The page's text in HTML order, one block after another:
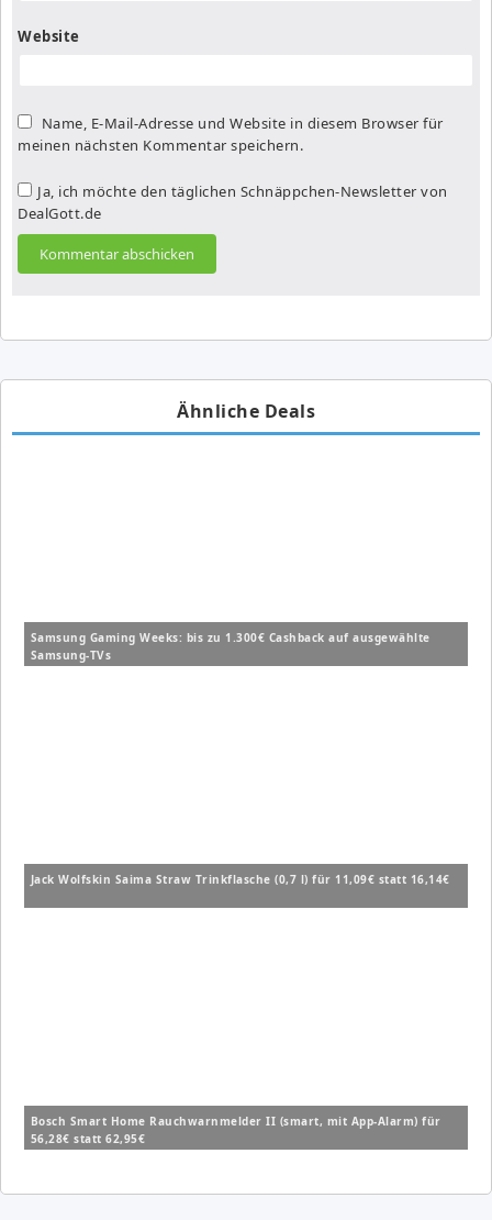
Website
Name, E-Mail-Adresse und Website in diesem Browser für
meinen nächsten Kommentar speichern.
Ja, ich möchte den täglichen Schnäppchen-Newsletter von
DealGott.de
Ähnliche Deals
Samsung Gaming Weeks: bis zu 1.300€ Cashback auf ausgewählte
Samsung-TVs
Jack Wolfskin Saima Straw Trinkflasche (0,7 l) für 11,09€ statt 16,14€
Bosch Smart Home Rauchwarnmelder II (smart, mit App-Alarm) für
56,28€ statt 62,95€